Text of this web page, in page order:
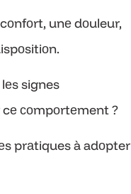
unе dоuleur,
signes
соmpоrtеment ?
prаtiques à adоpter